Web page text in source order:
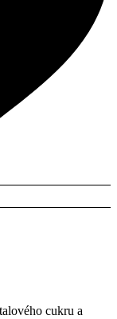
cukru a